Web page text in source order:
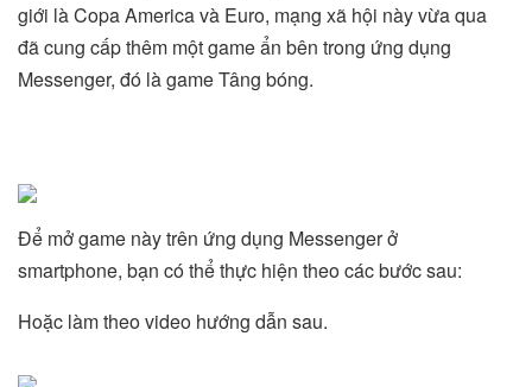
giới là Copa America và Euro, mạng xã hội này vừa qua
đã cung cấp thêm một game ẩn bên trong ứng dụng
Messenger, đó là game Tâng bóng.
Để mở game này trên ứng dụng Messenger ở
smartphone, bạn có thể thực hiện theo các bước sau:
Hoặc làm theo video hướng dẫn sau.